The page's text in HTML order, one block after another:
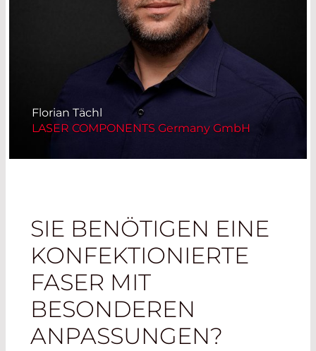
SIE BENÖTIGEN EINE
KONFEKTIONIERTE
FASER MIT
BESONDEREN
ANPASSUNGEN?
Florian Tächl
LASER COMPONENTS Germany GmbH